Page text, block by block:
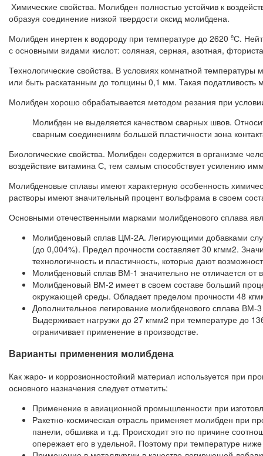
Химические свойства. Молибден полностью устойчив к
образуя соединение низкой твердости оксид молибдена.
Молибден инертен к водороду при температуре до 2620 ºС.
с основными видами кислот: соляная, серная, азотная,
Технологические свойства. В условиях комнатной
или быть раскатанным до толщины 0,1 мм. Такая податливость
Молибден хорошо обрабатывается методом резания при
Молибден не выделяется качеством сварных швов.
сварным соединениям большей пластичности зона
Биологические свойства. Молибден содержится в организме
воздействие витамина С, тем самым способствует усилению
Молибденовые сплавы имеют характерную особенность
растворы имеют значительный процент вольфрама в своем
Основными отечественными марками молибденового сплава
Молибденовый сплав ЦМ-2А. Легирующими добавками
(до 0,004%). Предел прочности составляет 30 кгмм2.
технологичность и пластичность, которые дают
Молибденовый сплав ВМ-1 значительно не отличается от
Молибденовый ВМ-2 имеет в своем составе больший
окружающей среды. Обладает пределом прочности 48
Дополнительное легирование молибденового сплава
Выдерживает нагрузки до 27 кгмм2 при температуре до
ограничивает применение в производстве.
Варианты применения молибдена
Как жаро- и коррозионностойкий материал используется при
основного назначения следует отметить:
Применение в авиационной промышленности при
Ракетно-космическая отрасль применяет молибден при
панели, обшивка и т.д. Происходит это по причине
опережает его в удельной. Поэтому при температуре